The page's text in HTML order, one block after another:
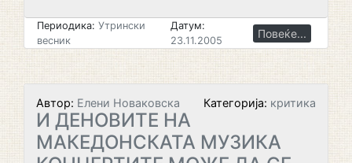
Периодика: Утрински
весник
Датум:
23.11.2005
Повеќе...
Автор: Елени Новаковска Категорија: критика
И ДЕНОВИТЕ НА
МАКЕДОНСКАТА МУЗИКА